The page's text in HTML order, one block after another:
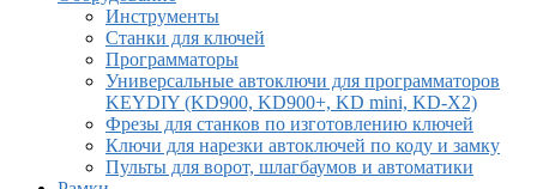
Инструменты
Cтанки для ключей
Программаторы
Универсальные автоключи для программаторов
KEYDIY (KD900, KD900+, KD mini, KD-X2)
Фрезы для станков по изготовлению ключей
Ключи для нарезки автоключей по коду и замку
Пульты для ворот, шлагбаумов и автоматики